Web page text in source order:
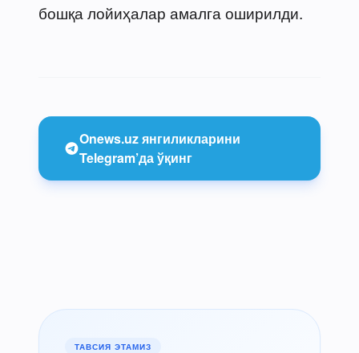
бошқа лойиҳалар амалга оширилди.
Onews.uz янгиликларини
Telegram’да ўқинг
ТАВСИЯ ЭТАМИЗ